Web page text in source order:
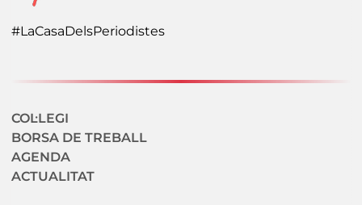
#LaCasaDelsPeriodistes
Navegació secundaria
COL·LEGI
BORSA DE TREBALL
AGENDA
ACTUALITAT